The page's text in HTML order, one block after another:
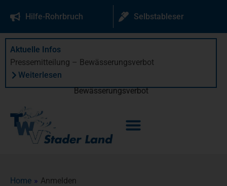
springenHilfe-Rohrbruch Selbstableser
Aktuelle Infos
Pressemitteilung – Bewässerungsverbot
Weiterlesen
Bewässerungsverbot
Home » Anmelden